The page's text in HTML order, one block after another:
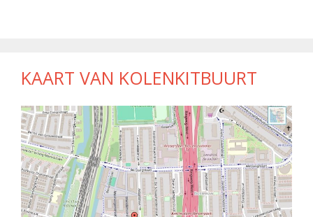
KAART VAN KOLENKITBUURT